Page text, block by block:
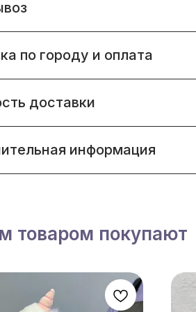
по городу и оплата
доставки
информация
товаром покупают